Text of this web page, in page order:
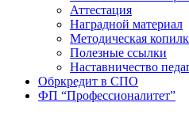
Аттестация
Наградной материал
Методическая
Полезные ссылки
Наставничество
Обркредит в СПО
ФП “Профессионалитет”